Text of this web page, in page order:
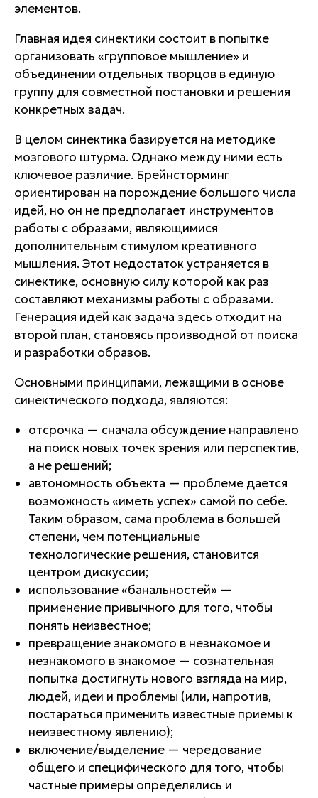
элементов.
Главная идея синектики состоит в попытке
организовать «групповое мышление» и
объединении отдельных творцов в единую
группу для совместной постановки и решения
конкретных задач.
В целом синектика базируется на методике
мозгового штурма. Однако между ними есть
ключевое различие. Брейнсторминг
ориентирован на порождение большого числа
идей, но он не предполагает инструментов
работы с образами, являющимися
дополнительным стимулом креативного
мышления. Этот недостаток устраняется в
синектике, основную силу которой как раз
составляют механизмы работы с образами.
Генерация идей как задача здесь отходит на
второй план, становясь производной от поиска
и разработки образов.
Основными принципами, лежащими в основе
синектического подхода, являются:
отсрочка — сначала обсуждение направлено
на поиск новых точек зрения или перспектив,
а не решений;
автономность объекта — проблеме дается
возможность «иметь успех» самой по себе.
Таким образом, сама проблема в большей
степени, чем потенциальные
технологические решения, становится
центром дискуссии;
использование «банальностей» —
применение привычного для того, чтобы
понять неизвестное;
превращение знакомого в незнакомое и
незнакомого в знакомое — сознательная
попытка достигнуть нового взгляда на мир,
людей, идеи и проблемы (или, напротив,
постараться применить известные приемы к
неизвестному явлению);
включение/выделение — чередование
общего и специфического для того, чтобы
частные примеры определялись и